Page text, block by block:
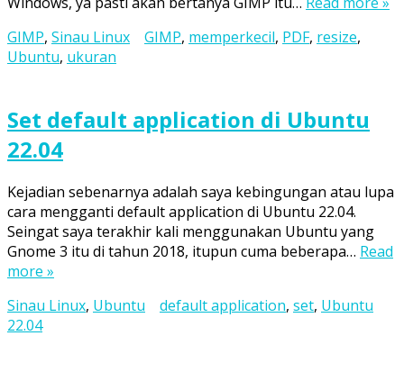
GIMP, Sinau Linux GIMP, memperkecil, PDF, resize,
Ubuntu, ukuran
Set default application di Ubuntu
22.04
Kejadian sebenarnya adalah saya kebingungan atau lupa
cara mengganti default application di Ubuntu 22.04.
Seingat saya terakhir kali menggunakan Ubuntu yang
Gnome 3 itu di tahun 2018, itupun cuma beberapa… Read
more »
Sinau Linux, Ubuntu default application, set, Ubuntu
22.04